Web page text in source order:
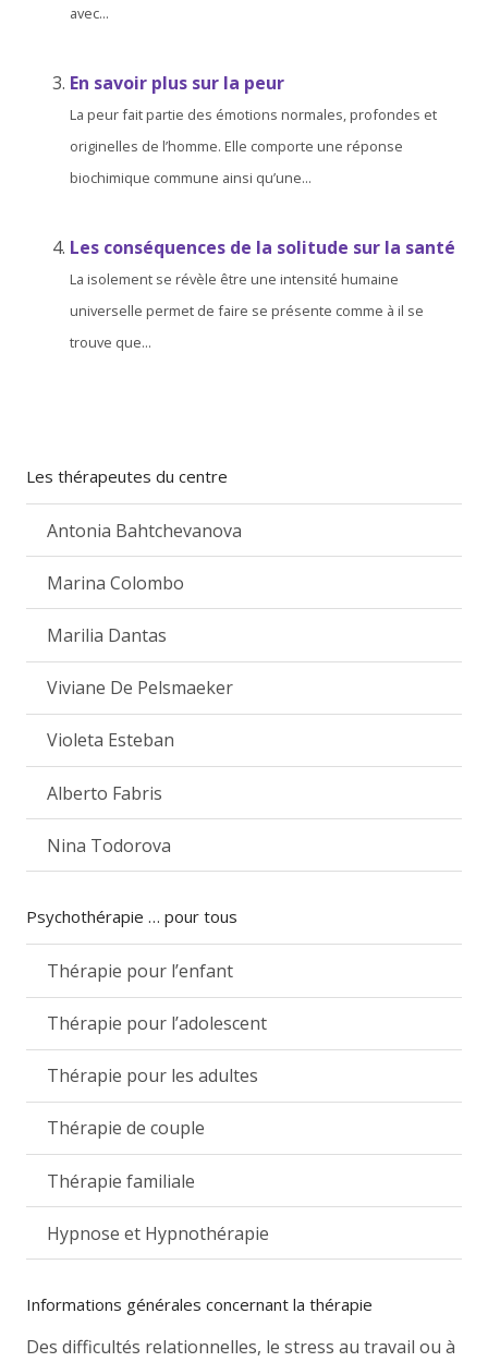
avec...
En savoir plus sur la peur
La peur fait partie des émotions normales, profondes et
originelles de l’homme. Elle comporte une réponse
biochimique commune ainsi qu’une...
Les conséquences de la solitude sur la santé
La isolement se révèle être une intensité humaine
universelle permet de faire se présente comme à il se
trouve que...
Les thérapeutes du centre
Antonia Bahtchevanova
Marina Colombo
Marilia Dantas
Viviane De Pelsmaeker
Violeta Esteban
Alberto Fabris
Nina Todorova
Psychothérapie … pour tous
Thérapie pour l’enfant
Thérapie pour l’adolescent
Thérapie pour les adultes
Thérapie de couple
Thérapie familiale
Hypnose et Hypnothérapie
Informations générales concernant la thérapie
Des difficultés relationnelles, le stress au travail ou à